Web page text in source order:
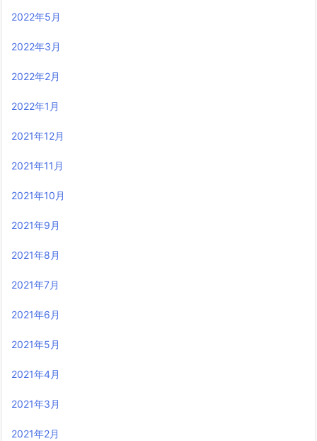
2022年5月
2022年3月
2022年2月
2022年1月
2021年12月
2021年11月
2021年10月
2021年9月
2021年8月
2021年7月
2021年6月
2021年5月
2021年4月
2021年3月
2021年2月